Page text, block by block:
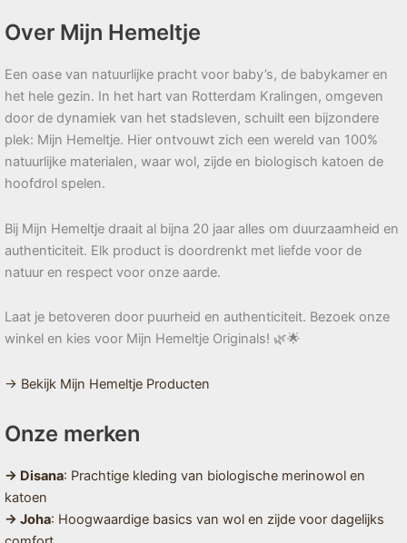
Over Mijn Hemeltje
Een oase van natuurlijke pracht voor baby’s, de babykamer en
het hele gezin. In het hart van Rotterdam Kralingen, omgeven
door de dynamiek van het stadsleven, schuilt een bijzondere
plek: Mijn Hemeltje. Hier ontvouwt zich een wereld van 100%
natuurlijke materialen, waar wol, zijde en biologisch katoen de
hoofdrol spelen.
Bij Mijn Hemeltje draait al bijna 20 jaar alles om duurzaamheid en
authenticiteit. Elk product is doordrenkt met liefde voor de
natuur en respect voor onze aarde.
Laat je betoveren door puurheid en authenticiteit. Bezoek onze
winkel en kies voor Mijn Hemeltje Originals! 🌿🌟
→ Bekijk Mijn Hemeltje Producten
Onze merken
→ Disana: Prachtige kleding van biologische merinowol en
katoen
→ Joha: Hoogwaardige basics van wol en zijde voor dagelijks